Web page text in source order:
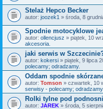
Stelaż Hepco Becker
autor: joozek1 » środa, 8
Spodnie motocyklowe
autor: ollencjusz » piątek, 10
akcesoria.
jaki serwis w
autor: kokersi » piątek, 9 lipca
polecamy; odradzamy.
Oddam spodnie
autor: Tomson » czwartek, 10
serwisy - polecamy; odradzamy.
Rolki tylne pod
autor: JAREK » środa, 5